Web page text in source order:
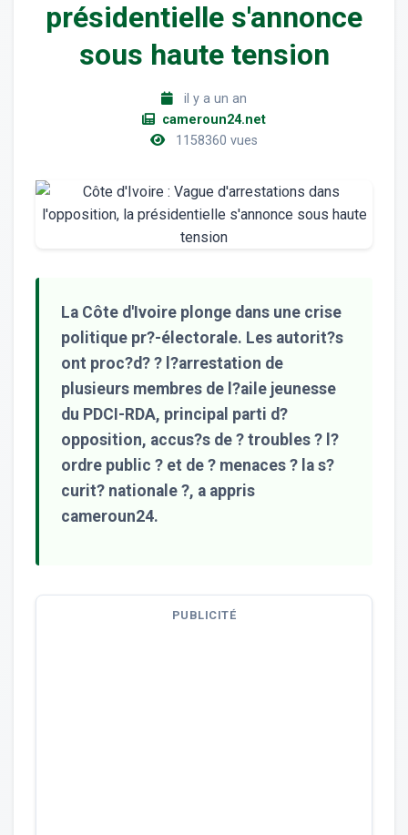
présidentielle s'annonce
sous haute tension
il y a un an
cameroun24.net
1158360 vues
La Côte d'Ivoire plonge dans une crise
politique pr?-électorale. Les autorit?s
ont proc?d? ? l?arrestation de
plusieurs membres de l?aile jeunesse
du PDCI-RDA, principal parti d?
opposition, accus?s de ? troubles ? l?
ordre public ? et de ? menaces ? la s?
curit? nationale ?, a appris
cameroun24.
PUBLICITÉ